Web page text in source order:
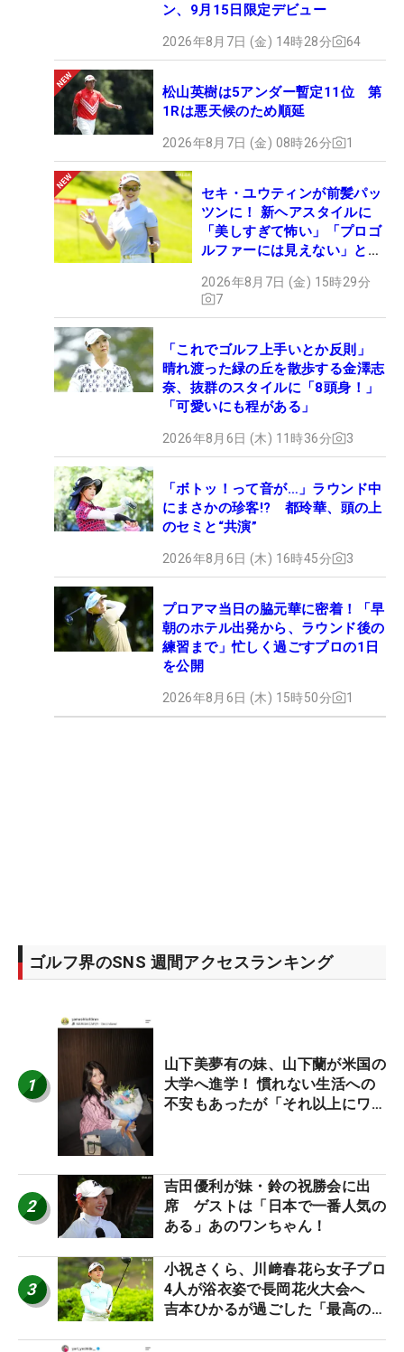
ン、9月15日限定デビュー
2026年8月7日 (金) 14時28分 64
松山英樹は5アンダー暫定11位 第
1Rは悪天候のため順延
2026年8月7日 (金) 08時26分 1
セキ・ユウティンが前髪パッ
ツンに！ 新ヘアスタイルに
「美しすぎて怖い」「プロゴ
ルファーには見えない」とコ
2026年8月7日 (金) 15時29分
7
「これでゴルフ上手いとか反則」
晴れ渡った緑の丘を散歩する金澤志
奈、抜群のスタイルに「8頭身！」
「可愛いにも程がある」
2026年8月6日 (木) 11時36分 3
「ボトッ！って音が…」ラウンド中
にまさかの珍客!? 都玲華、頭の上
のセミと“共演”
2026年8月6日 (木) 16時45分 3
プロアマ当日の脇元華に密着！「早
朝のホテル出発から、ラウンド後の
練習まで」忙しく過ごすプロの1日
を公開
2026年8月6日 (木) 15時50分 1
ゴルフ界のSNS 週間アクセスランキング
1
山下美夢有の妹、山下蘭が米国の
大学へ進学！ 慣れない生活への
不安もあったが「それ以上にワク
2
吉田優利が妹・鈴の祝勝会に出
席 ゲストは「日本で一番人気の
ある」あのワンちゃん！
3
小祝さくら、川﨑春花ら女子プロ
4人が浴衣姿で長岡花火大会へ
吉本ひかるが過ごした「最高の夏